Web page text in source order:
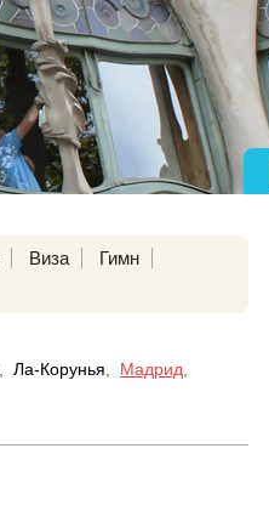
Виза
Гимн
Ла-Корунья Мадрид